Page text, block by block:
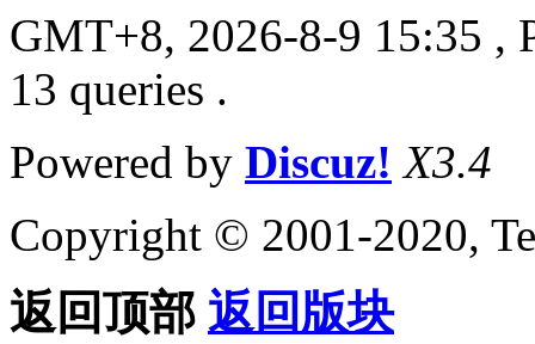
GMT+8, 2026-8-9 15:35 ,
13 queries .
Powered by Discuz! X3.4
Copyright © 2001-2020,
返回顶部 返回版块